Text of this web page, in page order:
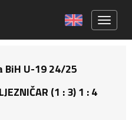
U-19 24/25
(1 : 3) 1 : 4